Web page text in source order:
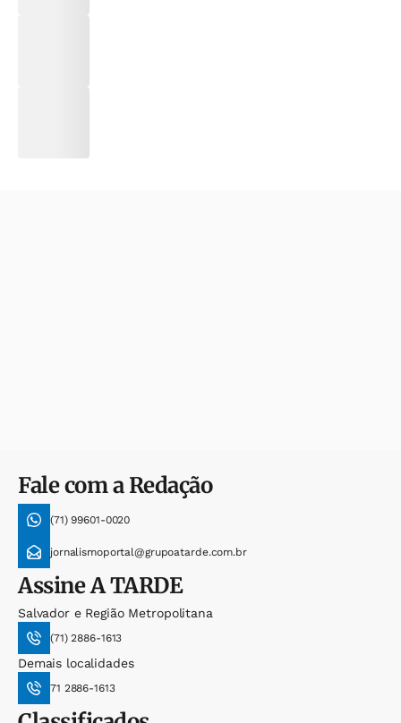
Fale com a Redação
(71) 99601-0020
jornalismoportal@grupoatarde.com.br
AssineA TARDE
Salvador e Região Metropolitana
(71) 2886-1613
Demais localidades
71 2886-1613